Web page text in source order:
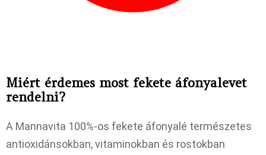
Miért érdemes most fekete áfonyalevet
rendelni?
A Mannavita 100%-os fekete áfonyalé természetes
antioxidánsokban, vitaminokban és rostokban